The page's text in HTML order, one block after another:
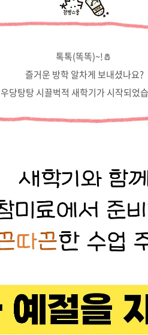
톡톡(똑똑)~!🧂
즐거운 방학 알차게 보내셨나요?
우당탕탕 시끌벅적 새학기가 시작되었